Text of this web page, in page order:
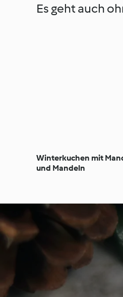
Es geht auch
Winterkuchen mit
und Mandeln